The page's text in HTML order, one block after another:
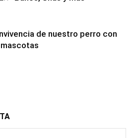
de nuestro perro con